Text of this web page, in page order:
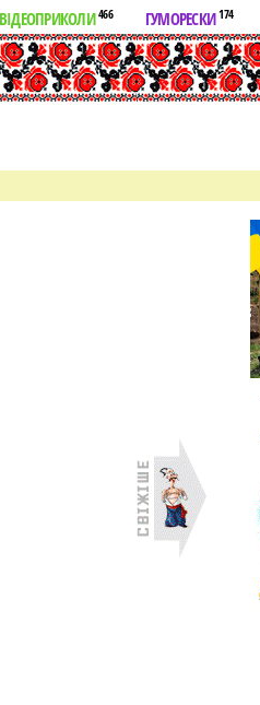
ВІДЕОПРИКОЛИ466 ГУМОРЕСКИ174